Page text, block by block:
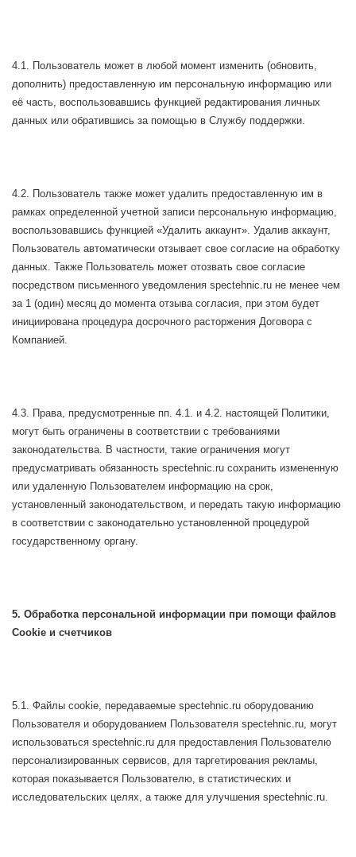
4.1. Пользователь может в любой момент изменить (обновить,
дополнить) предоставленную им персональную информацию или
её часть, воспользовавшись функцией редактирования личных
данных или обратившись за помощью в Службу поддержки.
4.2. Пользователь также может удалить предоставленную им в
рамках определенной учетной записи персональную информацию,
воспользовавшись функцией «Удалить аккаунт». Удалив аккаунт,
Пользователь автоматически отзывает свое согласие на обработку
данных. Также Пользователь может отозвать свое согласие
посредством письменного уведомления spectehnic.ru не менее чем
за 1 (один) месяц до момента отзыва согласия, при этом будет
инициирована процедура досрочного расторжения Договора с
Компанией.
4.3. Права, предусмотренные пп. 4.1. и 4.2. настоящей Политики,
могут быть ограничены в соответствии с требованиями
законодательства. В частности, такие ограничения могут
предусматривать обязанность spectehnic.ru сохранить измененную
или удаленную Пользователем информацию на срок,
установленный законодательством, и передать такую информацию
в соответствии с законодательно установленной процедурой
государственному органу.
5. Обработка персональной информации при помощи файлов
Cookie и счетчиков
5.1. Файлы cookie, передаваемые spectehnic.ru оборудованию
Пользователя и оборудованием Пользователя spectehnic.ru, могут
использоваться spectehnic.ru для предоставления Пользователю
персонализированных сервисов, для таргетирования рекламы,
которая показывается Пользователю, в статистических и
исследовательских целях, а также для улучшения spectehnic.ru.